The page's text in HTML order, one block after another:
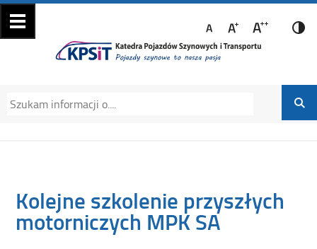
Katedra Pojazdów
Szynowych i
Transportu
Katedra Pojazdów Szynowych i Transportu
Politechniki Krakowskiej na Wydziale
Mechanicznym
Kolejne szkolenie przyszłych
motorniczych MPK SA